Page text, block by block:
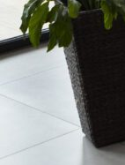
Copyright
Listener